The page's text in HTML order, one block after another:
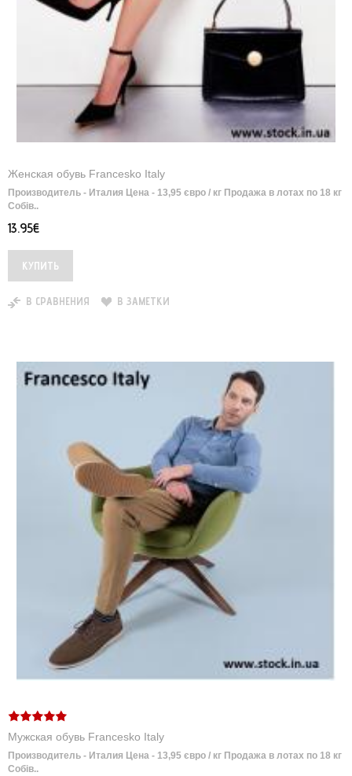
Женская обувь Francesko Italy
Производитель - Италия Цена - 13,95 євро / кг Продажа в лотах по 18 кг
Собів..
13.95€
В СРАВНЕНИЯ В ЗАМЕТКИ
Мужская обувь Francesko Italy
Производитель - Италия Цена - 13,95 євро / кг Продажа в лотах по 18 кг
Собів..